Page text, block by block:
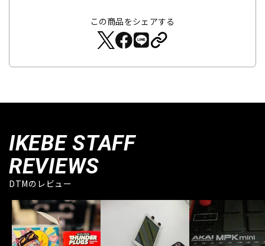
この商品をシェアする
IKEBE STAFF
REVIEWS
DTMのレビュー